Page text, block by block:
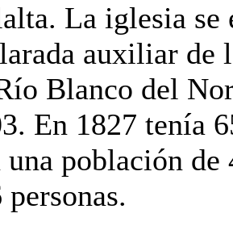
La iglesia se
auxiliar de
Blanco del
En 1827 tenía
una población de
personas.